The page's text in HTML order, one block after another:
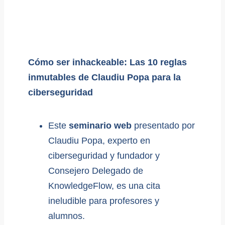
Cómo ser inhackeable: Las 10 reglas
inmutables de Claudiu Popa para la
ciberseguridad
Este seminario web presentado por
Claudiu Popa, experto en
ciberseguridad y fundador y
Consejero Delegado de
KnowledgeFlow, es una cita
ineludible para profesores y
alumnos.